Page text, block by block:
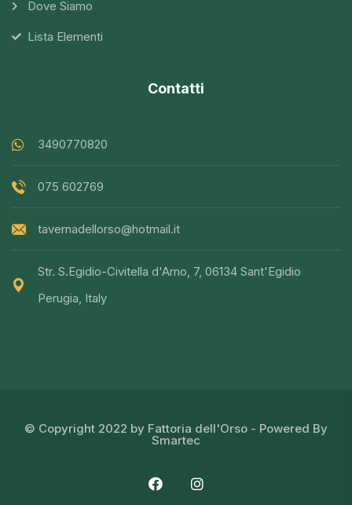
Dove Siamo
Lista Elementi
Contatti
3490770820
075 602769
tavernadellorso@hotmail.it
Str. S.Egidio-Civitella d'Arno, 7, 06134 Sant'Egidio
Perugia, Italy
© Copyright 2022 by Fattoria dell'Orso - Powered By
Smartec